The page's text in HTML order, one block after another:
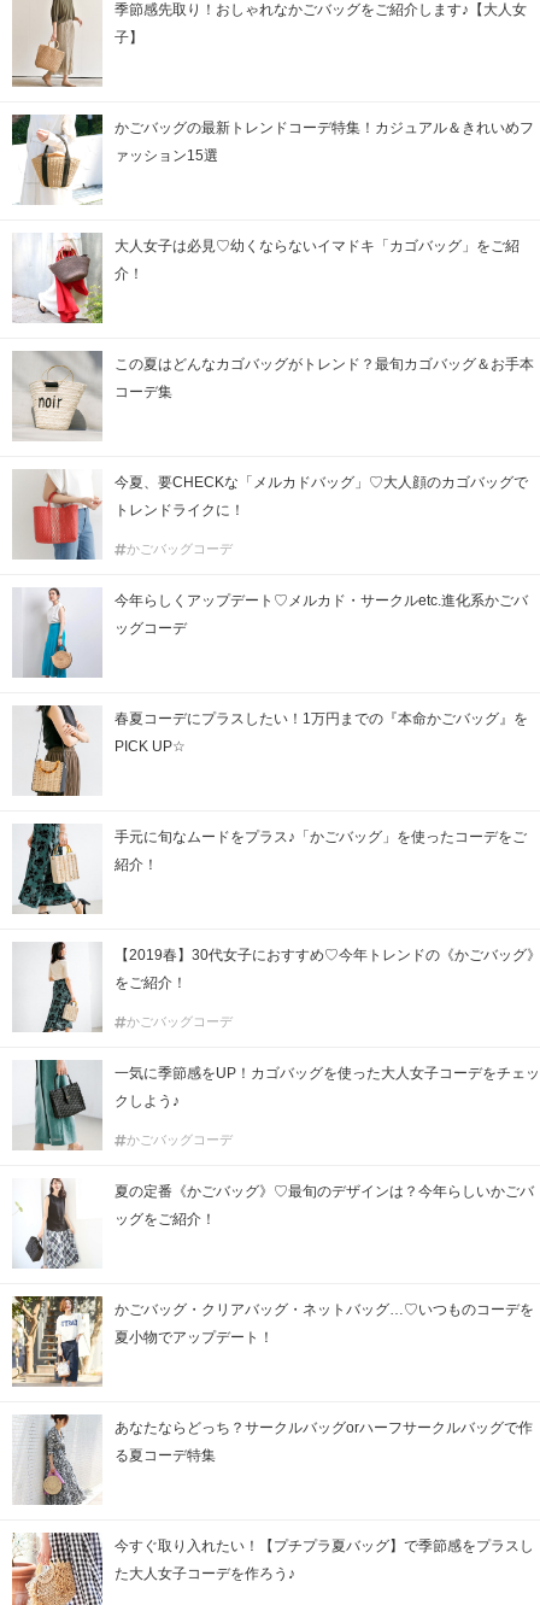
季節感先取り！おしゃれなかごバッグをご紹介します♪【大人女
子】
かごバッグの最新トレンドコーデ特集！カジュアル＆きれいめフ
ァッション15選
大人女子は必見♡幼くならないイマドキ「カゴバッグ」をご紹
介！
この夏はどんなカゴバッグがトレンド？最旬カゴバッグ＆お手本
コーデ集
今夏、要CHECKな「メルカドバッグ」♡大人顔のカゴバッグで
トレンドライクに！
かごバッグコーデ
今年らしくアップデート♡メルカド・サークルetc.進化系かごバ
ッグコーデ
春夏コーデにプラスしたい！1万円までの『本命かごバッグ』を
PICK UP☆
手元に旬なムードをプラス♪「かごバッグ」を使ったコーデをご
紹介！
【2019春】30代女子におすすめ♡今年トレンドの《かごバッグ》
をご紹介！
かごバッグコーデ
一気に季節感をUP！カゴバッグを使った大人女子コーデをチェッ
クしよう♪
かごバッグコーデ
夏の定番《かごバッグ》♡最旬のデザインは？今年らしいかごバ
ッグをご紹介！
かごバッグ・クリアバッグ・ネットバッグ…♡いつものコーデを
夏小物でアップデート！
あなたならどっち？サークルバッグorハーフサークルバッグで作
る夏コーデ特集
今すぐ取り入れたい！【プチプラ夏バッグ】で季節感をプラスし
た大人女子コーデを作ろう♪